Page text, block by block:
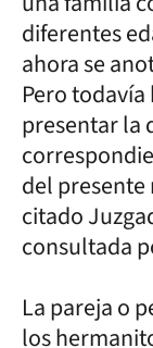
diferentes
ahora se
Pero
presentar la
del presente
citado
consultada
La pareja o
los